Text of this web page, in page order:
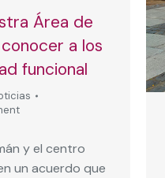
Área de
a los
funcional
y el centro
un acuerdo que